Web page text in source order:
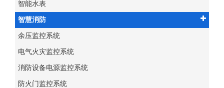
智能水表
智慧消防
余压监控系统
电气火灾监控系统
消防设备电源监控系统
防火门监控系统